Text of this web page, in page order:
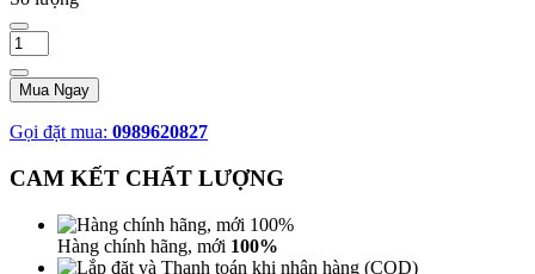
Mua Ngay
Gọi đặt mua: 0989620827
CAM KẾT CHẤT LƯỢNG
Hàng chính hãng, mới 100%